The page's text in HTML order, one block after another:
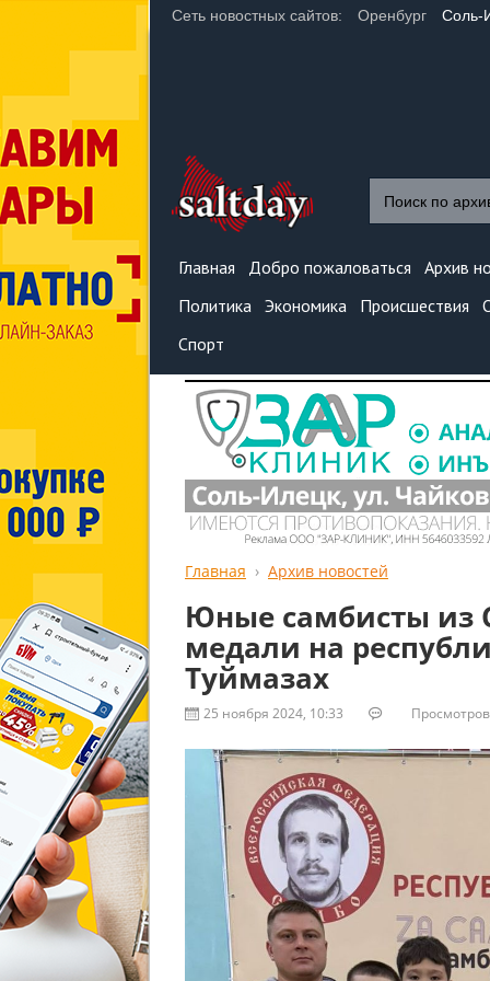
Сеть новостных сайтов: Оренбург Соль-
Главная Добро пожаловаться
Архив
Политика Экономика Происшествия
Спорт
Главная Архив новостей
Юные самбисты из
медали на
Туймазах
25 ноября 2024, 10:33